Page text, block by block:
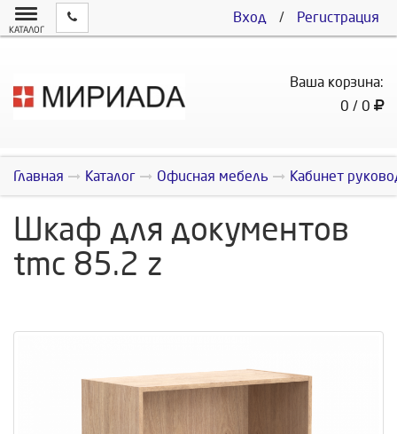
Вход / Регистрация
КАТАЛОГ
Ваша корзина:
0 / 0
Главная Каталог Офисная мебель Кабинет
Шкаф для документов
tmc 85.2 z